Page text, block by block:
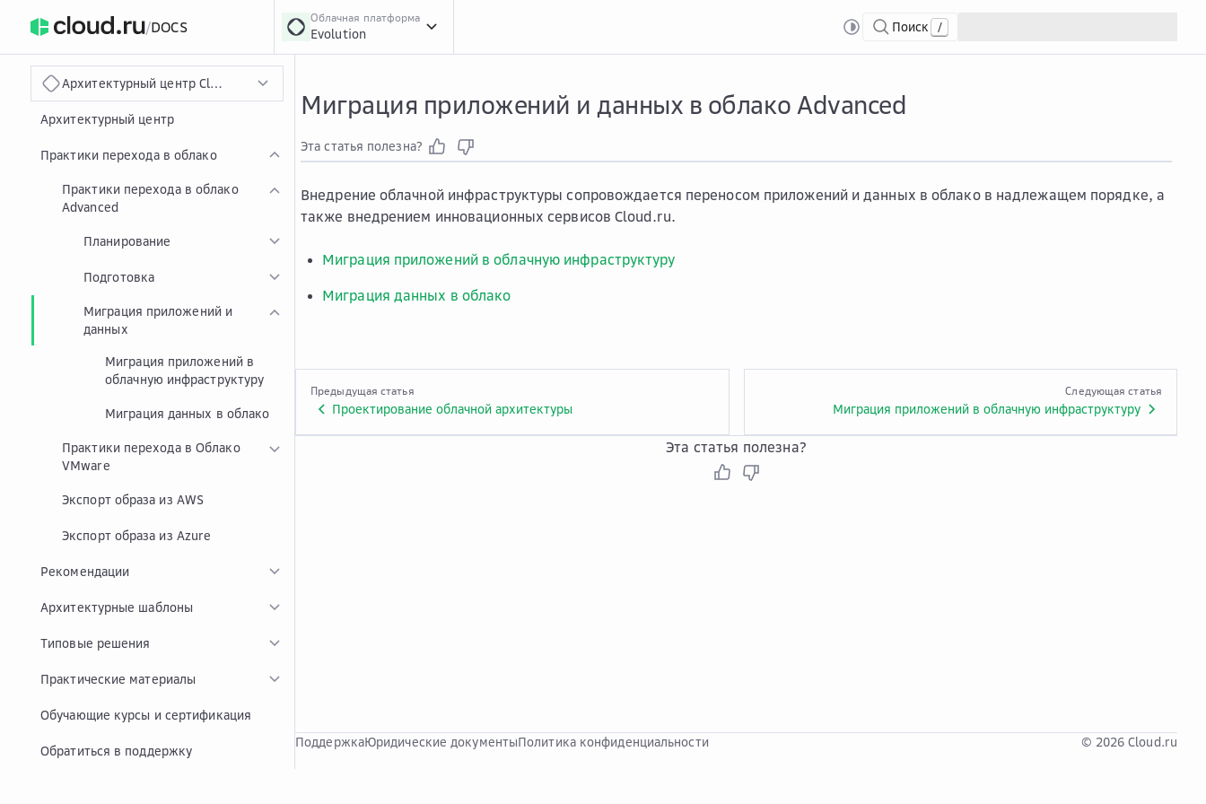
/DOCS
Облачная платформа
Evolution Поиск /
Архитектурный центр Cloud.ru
Архитектурный центр
Практики перехода в облако
Практики перехода в облако
Advanced
Планирование
Подготовка
Миграция приложений и
данных
Миграция приложений в
облачную инфраструктуру
Миграция данных в облако
Практики перехода в Облако
VMware
Экспорт образа из AWS
Экспорт образа из Azure
Рекомендации
Архитектурные шаблоны
Типовые решения
Практические материалы
Обучающие курсы и сертификация
Обратиться в поддержку
Миграция приложений и данных в облако Advanced
Эта статья полезна?
Внедрение облачной инфраструктуры сопровождается переносом приложений и данных в облако в надлежащем порядке, а
также внедрением инновационных сервисов Cloud.ru.
Миграция приложений в облачную инфраструктуру
Миграция данных в облако
Предыдущая статья
Проектирование облачной архитектуры
Следующая статья
Миграция приложений в облачную инфраструктуру
Эта статья полезна?
ПоддержкаЮридические документыПолитика конфиденциальности © 2026 Cloud.ru